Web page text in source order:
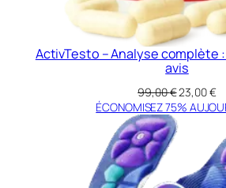
ActivTesto – Analyse complète
avis
99,00€Le
prix
99,00 €.
23,00€Le
ÉCONOMISEZ 75%